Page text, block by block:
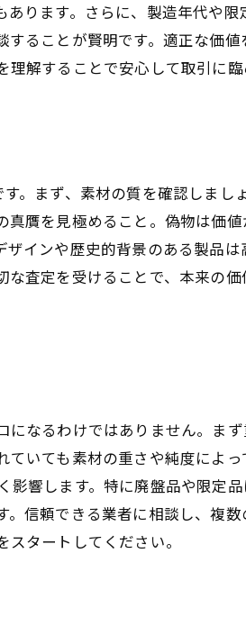
ります。さらに、製造年代や
ることが賢明です。適正な価
解することで安心して取引に臨
。まず、素材の質を確認しまし
贋を見極めること。偽物は価
インや歴史的背景のある製品
査定を受けることで、本来の
なるわけではありません。ま
いても素材の重さや純度によ
響します。特に廃盤品や限定
信頼できる業者に相談し、複
タートしてください。